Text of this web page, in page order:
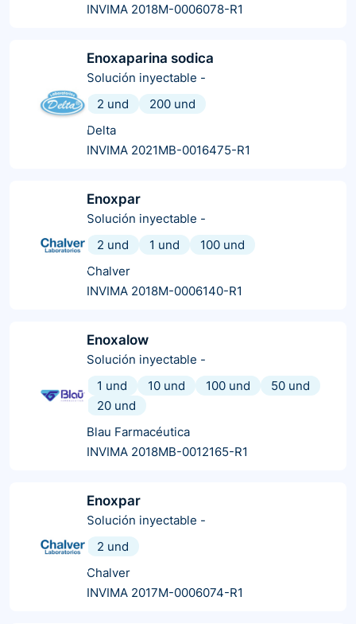
INVIMA 2018M-0006078-R1
Enoxaparina sodica
Solución inyectable -
2 und
200 und
Delta
INVIMA 2021MB-0016475-R1
Enoxpar
Solución inyectable -
2 und
1 und
100 und
Chalver
INVIMA 2018M-0006140-R1
Enoxalow
Solución inyectable -
1 und
10 und 100 und
50 und
20 und
Blau Farmacéutica
INVIMA 2018MB-0012165-R1
Enoxpar
Solución inyectable -
2 und
Chalver
INVIMA 2017M-0006074-R1